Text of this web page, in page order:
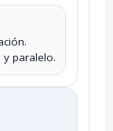
paralelo.